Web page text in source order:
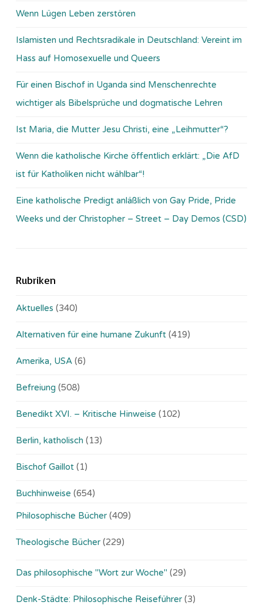
Wenn Lügen Leben zerstören
Islamisten und Rechtsradikale in Deutschland: Vereint im
Hass auf Homosexuelle und Queers
Für einen Bischof in Uganda sind Menschenrechte
wichtiger als Bibelsprüche und dogmatische Lehren
Ist Maria, die Mutter Jesu Christi, eine „Leihmutter“?
Wenn die katholische Kirche öffentlich erklärt: „Die AfD
ist für Katholiken nicht wählbar“!
Eine katholische Predigt anläßlich von Gay Pride, Pride
Weeks und der Christopher – Street – Day Demos (CSD)
Rubriken
Aktuelles (340)
Alternativen für eine humane Zukunft (419)
Amerika, USA (6)
Befreiung (508)
Benedikt XVI. – Kritische Hinweise (102)
Berlin, katholisch (13)
Bischof Gaillot (1)
Buchhinweise (654)
Philosophische Bücher (409)
Theologische Bücher (229)
Das philosophische "Wort zur Woche" (29)
Denk-Städte: Philosophische Reiseführer (3)